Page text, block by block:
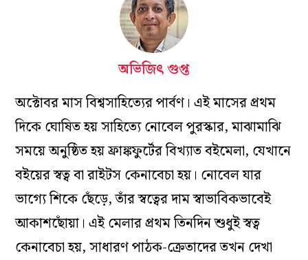
অভিজিৎ গুপ্ত
অক্টোবর মাস বিশ্বসাহিত্যের পার্বণ। এই মাসের প্রথম
দিকে ঘোষিত হয় সাহিত্যে নোবেল পুরস্কার, মাঝামাঝি
সময়ে অনুষ্ঠিত হয় ফ্রাঙ্কফুর্টের বিখ্যাত বইমেলা, যেখানে
বইয়ের স্বত্ব বা রাইটস কেনাবেচা হয়। নোবেল যার
ভাগ্যে শিকে ছেঁড়ে, তাঁর স্বত্বের দাম স্বাভাবিকভাবেই
আকাশছোঁয়া। এই মেলার প্রথম তিনদিন শুধুই স্বত্ব
কেনাবেচা হয়, সাধারণ পাঠক-ক্রেতাদের তখন দেখা